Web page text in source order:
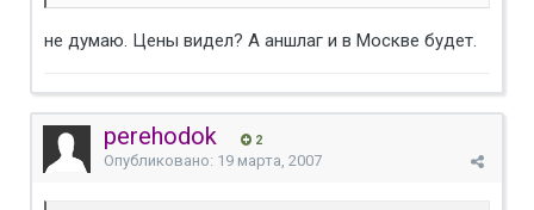
не думаю. Цены видел? А аншлаг и в Москве будет.
perehodok 2
Опубликовано: 19 марта, 2007